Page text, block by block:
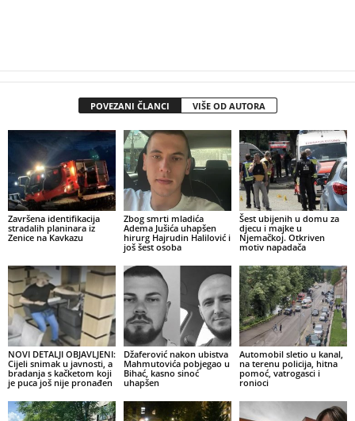
POVEZANI ČLANCI VIŠE OD AUTORA
Završena identifikacija
stradalih planinara iz
Zenice na Kavkazu
Zbog smrti mladića
Adema Jušića uhapšen
hirurg Hajrudin Halilović i
još šest osoba
Šest ubijenih u domu za
djecu i majke u
Njemačkoj. Otkriven
motiv napadača
NOVI DETALJI OBJAVLJENI:
Cijeli snimak u javnosti, a
bradanja s kačketom koji
je puca još nije pronađen
Džaferović nakon ubistva
Mahmutovića pobjegao u
Bihać, kasno sinoć
uhapšen
Automobil sletio u kanal,
na terenu policija, hitna
pomoć, vatrogasci i
ronioci